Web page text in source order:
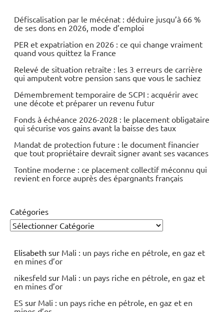
Défiscalisation par le mécénat : déduire jusqu’à 66 %
de ses dons en 2026, mode d’emploi
PER et expatriation en 2026 : ce qui change vraiment
quand vous quittez la France
Relevé de situation retraite : les 3 erreurs de carrière
qui amputent votre pension sans que vous le sachiez
Démembrement temporaire de SCPI : acquérir avec
une décote et préparer un revenu futur
Fonds à échéance 2026-2028 : le placement obligataire
qui sécurise vos gains avant la baisse des taux
Mandat de protection future : le document financier
que tout propriétaire devrait signer avant ses vacances
Tontine moderne : ce placement collectif méconnu qui
revient en force auprès des épargnants français
Catégories
Elisabeth sur Mali : un pays riche en pétrole, en gaz et
en mines d’or
nikesfeld sur Mali : un pays riche en pétrole, en gaz et
en mines d’or
ES sur Mali : un pays riche en pétrole, en gaz et en